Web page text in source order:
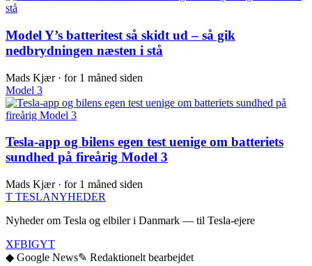
Model Y’s batteritest så skidt ud – så gik
nedbrydningen næsten i stå
Mads Kjær · for 1 måned siden
Model 3
Tesla-app og bilens egen test uenige om batteriets
sundhed på fireårig Model 3
Mads Kjær · for 1 måned siden
T TESLANYHEDER
Nyheder om Tesla og elbiler i Danmark — til Tesla-ejere
XFBIGYT
◆ Google News✎ Redaktionelt bearbejdet